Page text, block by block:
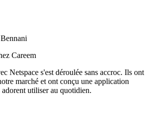
Careem
Netspace s'est déroulée sans accroc. Ils ont
marché et ont conçu une application
utiliser au quotidien.